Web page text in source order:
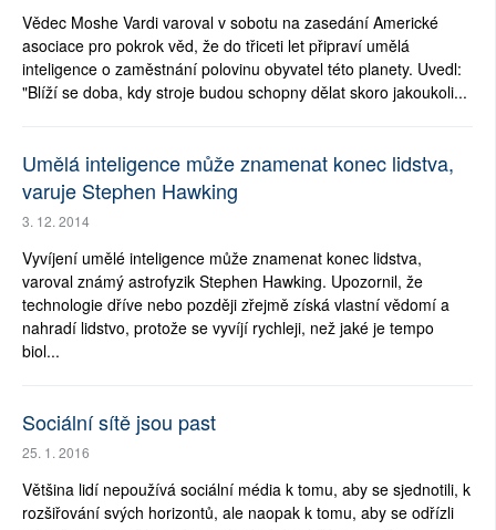
Vědec Moshe Vardi varoval v sobotu na zasedání Americké
asociace pro pokrok věd, že do třiceti let připraví umělá
inteligence o zaměstnání polovinu obyvatel této planety. Uvedl:
"Blíží se doba, kdy stroje budou schopny dělat skoro jakoukoli...
Umělá inteligence může znamenat konec lidstva,
varuje Stephen Hawking
3. 12. 2014
Vyvíjení umělé inteligence může znamenat konec lidstva,
varoval známý astrofyzik Stephen Hawking. Upozornil, že
technologie dříve nebo později zřejmě získá vlastní vědomí a
nahradí lidstvo, protože se vyvíjí rychleji, než jaké je tempo
biol...
Sociální sítě jsou past
25. 1. 2016
Většina lidí nepoužívá sociální média k tomu, aby se sjednotili, k
rozšiřování svých horizontů, ale naopak k tomu, aby se odřízli